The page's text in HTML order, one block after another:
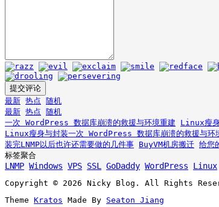
最新 热点
随机
最新 热点
随机
一次 WordPress 数据库崩溃的救援与环境重建
Linux瘦
Linux瘦身与封装一次 WordPress 数据库崩溃的救援与环
装完LNMP以后也许还需要做的几件事 BuyVM机房搬迁 给您
标签聚合
LNMP Windows VPS SSL GoDaddy WordPress Linux
Copyright © 2026 Nicky Blog. All Rights
Theme Kratos Made By Seaton Jiang